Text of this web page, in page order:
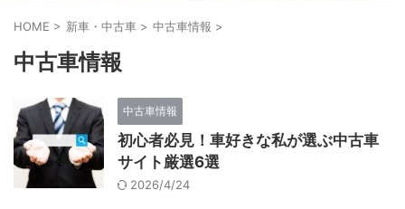
HOME > 新車・中古車 > 中古車情報 >
中古車情報
中古車情報
初心者必見！車好きな私が選ぶ中古車
サイト厳選6選
2026/4/24